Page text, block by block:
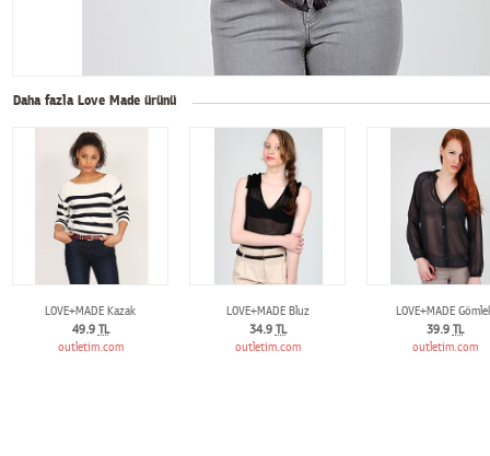
Daha fazla Love Made ürünü
LOVE+MADE Kazak
49.9 TL
outletim.com
LOVE+MADE Bluz
34.9 TL
outletim.com
LOVE+MADE
39.9 TL
outletim.com